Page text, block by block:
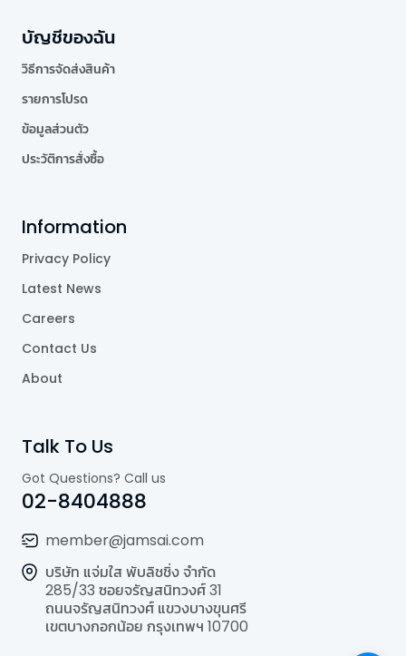
บัญชีของฉัน
วิธีการจัดส่งสินค้า
รายการโปรด
ข้อมูลส่วนตัว
ประวัติการสั่งซื้อ
Information
Privacy Policy
Latest News
Careers
Contact Us
About
Talk To Us
Got Questions? Call us
02-8404888
member@jamsai.com
บริษัท แจ่มใส พับลิชชิ่ง จำกัด
285/33 ซอยจรัญสนิทวงศ์ 31
ถนนจรัญสนิทวงศ์ แขวงบางขุนศรี
เขตบางกอกน้อย กรุงเทพฯ 10700